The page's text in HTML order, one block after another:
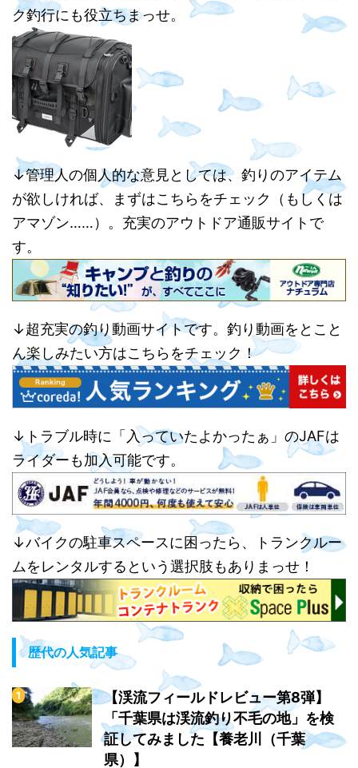
ク釣行にも役立ちまっせ。
↓管理人の個人的な意見としては、釣りのアイテム
が欲しければ、まずはこちらをチェック（もしくは
アマゾン……）。充実のアウトドア通販サイトで
す。
↓超充実の釣り動画サイトです。釣り動画をとこと
ん楽しみたい方はこちらをチェック！
↓トラブル時に「入っていたよかったぁ」のJAFは
ライダーも加入可能です。
↓バイクの駐車スペースに困ったら、トランクルー
ムをレンタルするという選択肢もありまっせ！
歴代の人気記事
【渓流フィールドレビュー第8弾】
「千葉県は渓流釣り不毛の地」を検
証してみました【養老川（千葉
県）】